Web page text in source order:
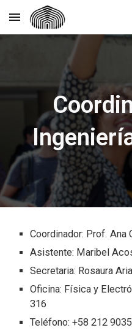
Skip to main content
Coordinador: Prof.Ana
Asistente: Maribel
Secretaria: Rosaura
Oficina: Física y
316
Teléfono: +58 212 90